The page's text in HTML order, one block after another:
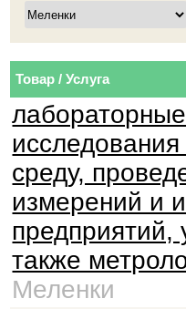
Товар / Услуга
среду,
измерений и
предприятий,
также
Меленки